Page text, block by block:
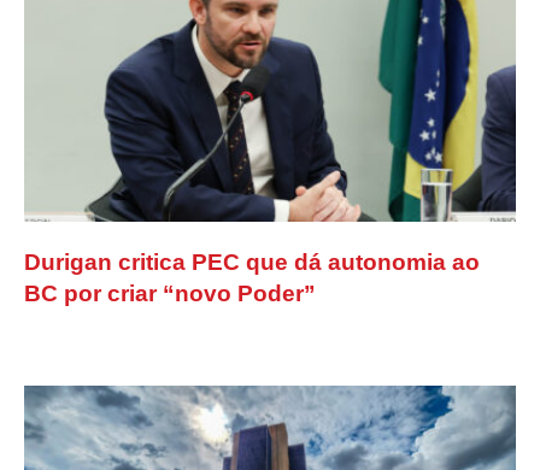
Durigan critica PEC que dá autonomia ao
BC por criar “novo Poder”